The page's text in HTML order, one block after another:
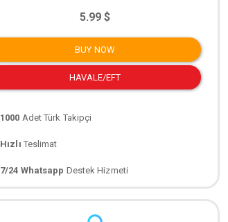
5.99 $
BUY NOW
HAVALE/EFT
1000 Adet Türk Takipçi
Hızlı Teslimat
7/24 Whatsapp Destek Hizmeti